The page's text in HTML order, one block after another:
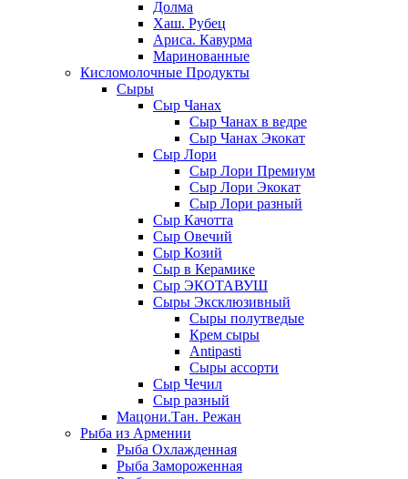
Долма
Хаш. Рубец
Ариса. Кавурма
Маринованные
Кисломолочные Продукты
Сыры
Сыр Чанах
Сыр Чанах в ведре
Сыр Чанах Экокат
Сыр Лори
Сыр Лори Премиум
Сыр Лори Экокат
Сыр Лори разный
Сыр Качотта
Сыр Овечий
Сыр Козий
Сыр в Керамике
Сыр ЭКОТАВУШ
Сыры Эксклюзивный
Сыры полутведые
Крем сыры
Antipasti
Сыры ассорти
Сыр Чечил
Сыр разный
Мацони.Тан. Режан
Рыба из Армении
Рыба Охлажденная
Рыба Замороженная